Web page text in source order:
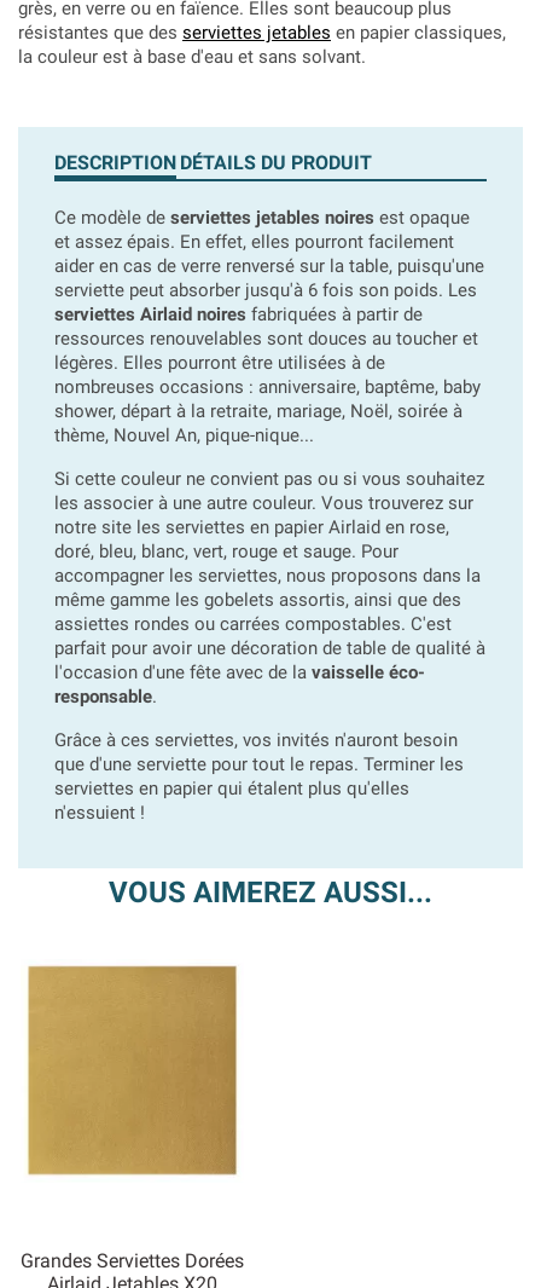
grès, en verre ou en faïence. Elles sont beaucoup plus
résistantes que des serviettes jetables en papier classiques,
la couleur est à base d'eau et sans solvant.
DESCRIPTION DÉTAILS DU PRODUIT
Ce modèle de serviettes jetables noires est opaque
et assez épais. En effet, elles pourront facilement
aider en cas de verre renversé sur la table, puisqu'une
serviette peut absorber jusqu'à 6 fois son poids. Les
serviettes Airlaid noires fabriquées à partir de
ressources renouvelables sont douces au toucher et
légères. Elles pourront être utilisées à de
nombreuses occasions : anniversaire, baptême, baby
shower, départ à la retraite, mariage, Noël, soirée à
thème, Nouvel An, pique-nique...
Si cette couleur ne convient pas ou si vous souhaitez
les associer à une autre couleur. Vous trouverez sur
notre site les serviettes en papier Airlaid en rose,
doré, bleu, blanc, vert, rouge et sauge. Pour
accompagner les serviettes, nous proposons dans la
même gamme les gobelets assortis, ainsi que des
assiettes rondes ou carrées compostables. C'est
parfait pour avoir une décoration de table de qualité à
l'occasion d'une fête avec de la vaisselle éco-
responsable.
Grâce à ces serviettes, vos invités n'auront besoin
que d'une serviette pour tout le repas. Terminer les
serviettes en papier qui étalent plus qu'elles
n'essuient !
VOUS AIMEREZ AUSSI...
Grandes Serviettes Dorées